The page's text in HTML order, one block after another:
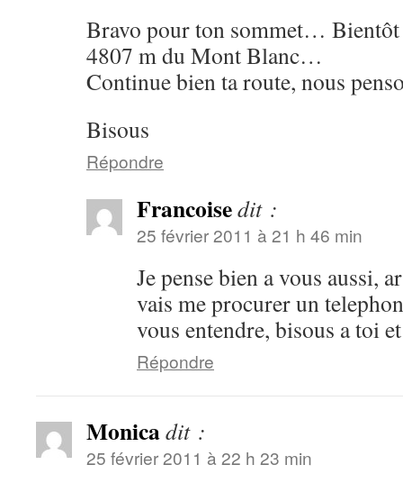
Bravo pour ton sommet… Bientôt
4807 m du Mont Blanc…
Continue bien ta route, nous
Bisous
Répondre
Francoisedit :
25 février 2011 à 21 h 46 min
Je pense bien a vous aussi,
vais me procurer un
vous entendre, bisous a toi
Répondre
Monicadit :
25 février 2011 à 22 h 23 min